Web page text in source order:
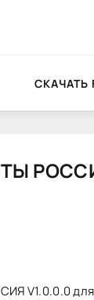
СКАЧАТЬ
V1.0.0.0